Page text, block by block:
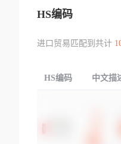
HS编码
进口贸易匹配到共计
HS编码 中文描